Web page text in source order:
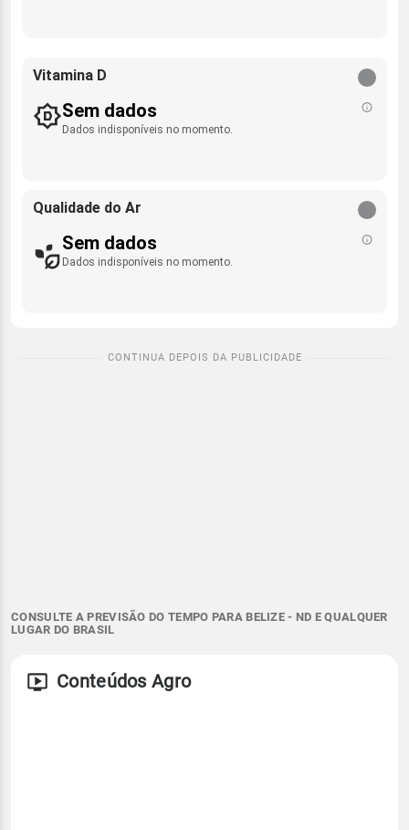
Vitamina D
Sem dados
Dados indisponíveis no momento.
Qualidade do Ar
Sem dados
Dados indisponíveis no momento.
CONSULTE A PREVISÃO DO TEMPO PARA BELIZE - ND E QUALQUER
LUGAR DO BRASIL
Conteúdos Agro